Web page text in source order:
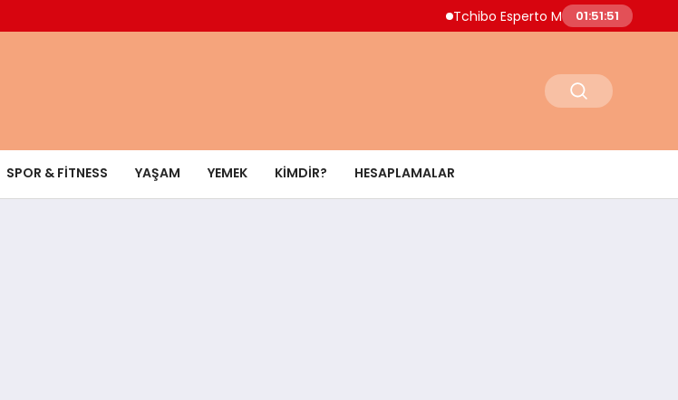
Tchibo Esperto Mini Kahve01:51:52
SPOR & FITNESS YAŞAM YEMEK KIMDIR? HESAPLAMALAR